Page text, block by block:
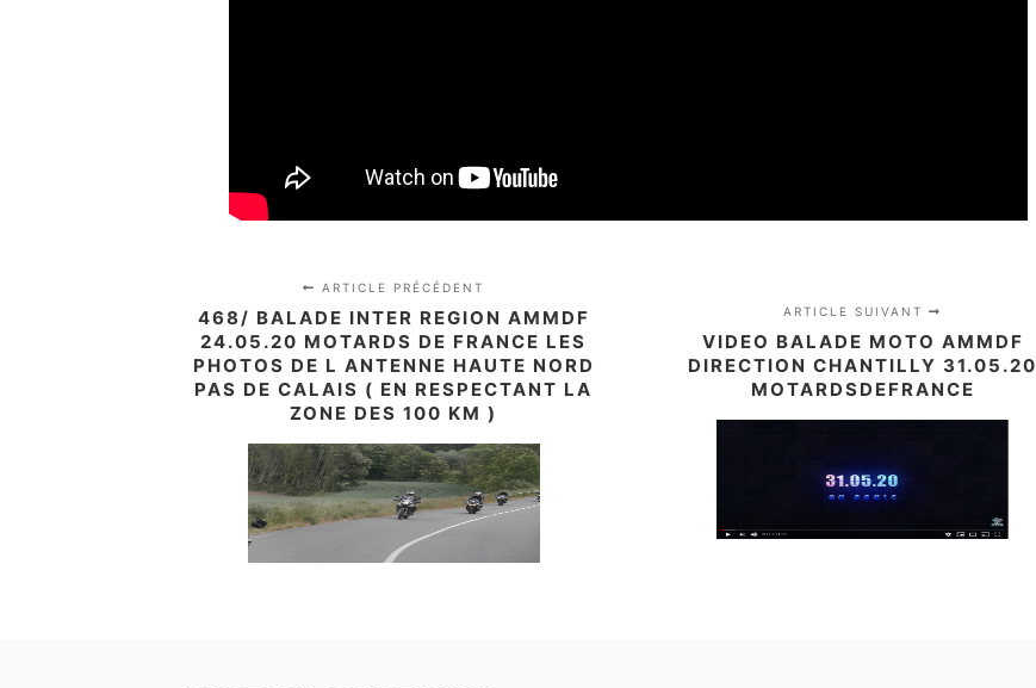
ARTICLE PRÉCÉDENT
468/ BALADE INTER REGION AMMDF
24.05.20 MOTARDS DE FRANCE LES
PHOTOS DE L ANTENNE HAUTE NORD
PAS DE CALAIS ( EN RESPECTANT LA
ZONE DES 100 KM )
ARTICLE SUIVANT
VIDEO BALADE MOTO AMMDF
DIRECTION CHANTILLY 31.05.20
MOTARDSDEFRANCE